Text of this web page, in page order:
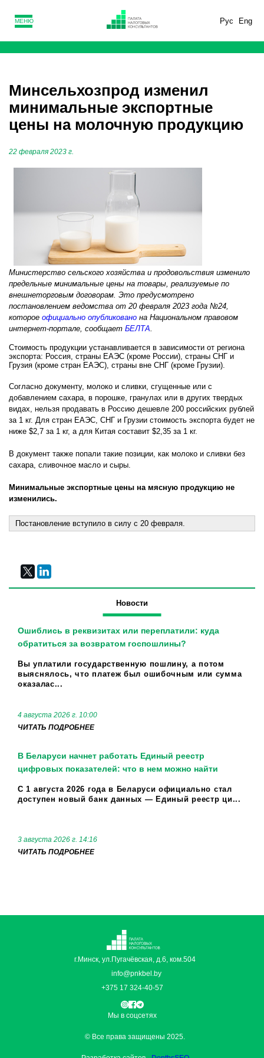
Рус Eng
МЕНЮ
Минсельхозпрод изменил
минимальные экспортные
цены на молочную продукцию
22 февраля 2023 г.
Министерство сельского хозяйства и продовольствия изменило
предельные минимальные цены на товары, реализуемые по
внешнеторговым договорам. Это предусмотрено
постановлением ведомства от 20 февраля 2023 года №24,
которое официально опубликовано на Национальном правовом
интернет-портале, сообщает БЕЛТА.
Стоимость продукции устанавливается в зависимости от региона
экспорта: Россия, страны ЕАЭС (кроме России), страны СНГ и
Грузия (кроме стран ЕАЭС), страны вне СНГ (кроме Грузии).
Согласно документу, молоко и сливки, сгущенные или с
добавлением сахара, в порошке, гранулах или в других твердых
видах, нельзя продавать в Россию дешевле 200 российских рублей
за 1 кг. Для стран ЕАЭС, СНГ и Грузии стоимость экспорта будет не
ниже $2,7 за 1 кг, а для Китая составит $2,35 за 1 кг.
В документ также попали такие позиции, как молоко и сливки без
сахара, сливочное масло и сыры.
Минимальные экспортные цены на мясную продукцию не
изменились.
Постановление вступило в силу с 20 февраля.
Новости
Ошиблись в реквизитах или переплатили: куда
обратиться за возвратом госпошлины?
Вы уплатили государственную пошлину, а потом
выяснялось, что платеж был ошибочным или сумма
оказалас...
4 августа 2026 г. 10:00
ЧИТАТЬ ПОДРОБНЕЕ
В Беларуси начнет работать Единый реестр
цифровых показателей: что в нем можно найти
С 1 августа 2026 года в Беларуси официально стал
доступен новый банк данных — Единый реестр ци...
3 августа 2026 г. 14:16
ЧИТАТЬ ПОДРОБНЕЕ
г.Минск, ул.Пугачёвская, д.6, ком.504
info@pnkbel.by
+375 17 324-40-57
Мы в соцсетях
© Все права защищены 2025.